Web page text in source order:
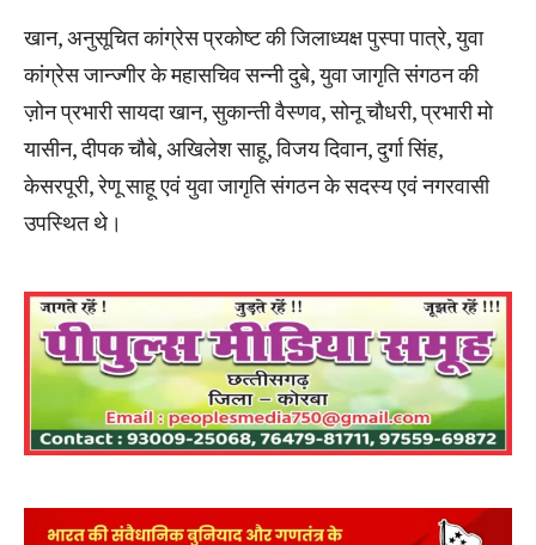
खान, अनुसूचित कांग्रेस प्रकोष्ट की जिलाध्यक्ष पुस्पा पात्रे, युवा
कांग्रेस जान्ज्गीर के महासचिव सन्नी दुबे, युवा जागृति संगठन की
ज़ोन प्रभारी सायदा खान, सुकान्ती वैस्णव, सोनू चौधरी, प्रभारी मो
यासीन, दीपक चौबे, अखिलेश साहू, विजय दिवान, दुर्गा सिंह,
केसरपूरी, रेणू साहू एवं युवा जागृति संगठन के सदस्य एवं नगरवासी
उपस्थित थे।